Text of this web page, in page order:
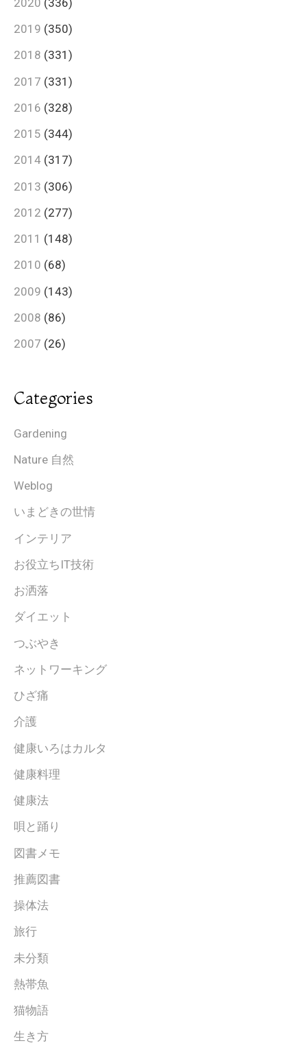
2019 (350)
2018 (331)
2017 (331)
2016 (328)
2015 (344)
2014 (317)
2013 (306)
2012 (277)
2011 (148)
2010 (68)
2009 (143)
2008 (86)
2007 (26)
Categories
Gardening
Nature 自然
Weblog
いまどきの世情
インテリア
お役立ちIT技術
お洒落
ダイエット
つぶやき
ネットワーキング
ひざ痛
介護
健康いろはカルタ
健康料理
健康法
唄と踊り
図書メモ
推薦図書
操体法
旅行
未分類
熱帯魚
猫物語
生き方